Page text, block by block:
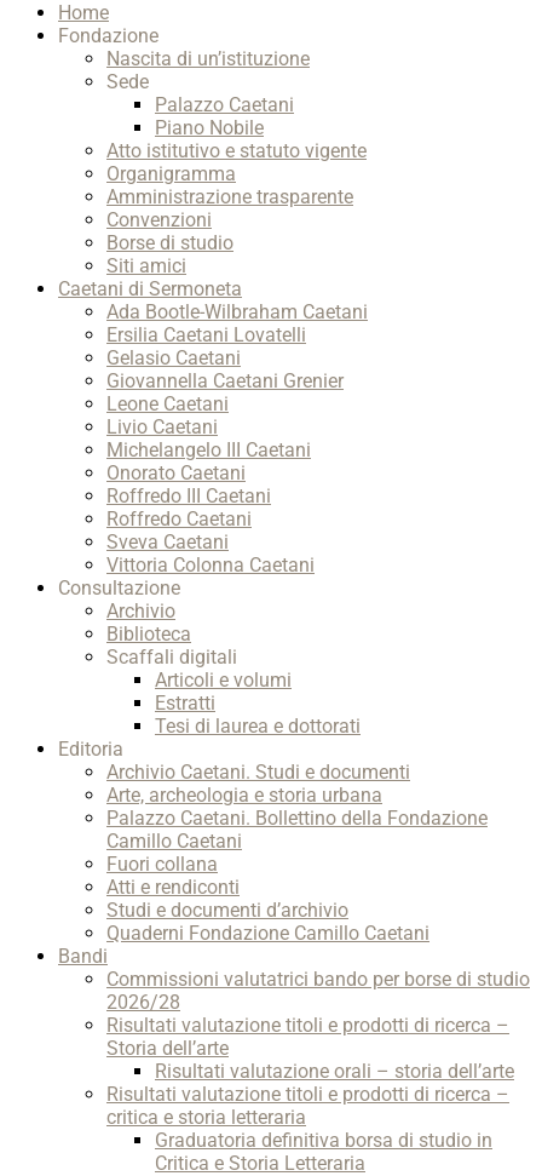
Home
Fondazione
Nascita di un’istituzione
Sede
Palazzo Caetani
Piano Nobile
Atto istitutivo e statuto vigente
Organigramma
Amministrazione trasparente
Convenzioni
Borse di studio
Siti amici
Caetani di Sermoneta
Ada Bootle-Wilbraham Caetani
Ersilia Caetani Lovatelli
Gelasio Caetani
Giovannella Caetani Grenier
Leone Caetani
Livio Caetani
Michelangelo III Caetani
Onorato Caetani
Roffredo III Caetani
Roffredo Caetani
Sveva Caetani
Vittoria Colonna Caetani
Consultazione
Archivio
Biblioteca
Scaffali digitali
Articoli e volumi
Estratti
Tesi di laurea e dottorati
Editoria
Archivio Caetani. Studi e documenti
Arte, archeologia e storia urbana
Palazzo Caetani. Bollettino della Fondazione
Camillo Caetani
Fuori collana
Atti e rendiconti
Studi e documenti d’archivio
Quaderni Fondazione Camillo Caetani
Bandi
Commissioni valutatrici bando per borse di studio
2026/28
Risultati valutazione titoli e prodotti di ricerca –
Storia dell’arte
Risultati valutazione orali – storia dell’arte
Risultati valutazione titoli e prodotti di ricerca –
critica e storia letteraria
Graduatoria definitiva borsa di studio in
Critica e Storia Letteraria